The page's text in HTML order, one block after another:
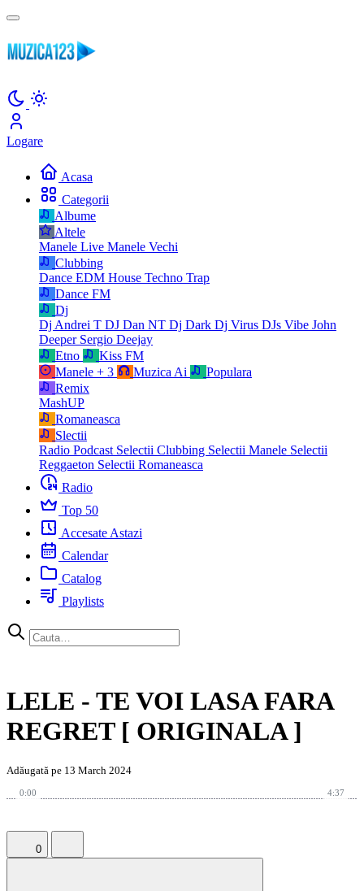
Logare
Acasa
Categorii
Albume
Altele
Manele Live Manele Vechi
Clubbing
Dance EDM House Techno Trap
Dance FM
Dj
Dj Andrei T DJ Dan NT Dj Dark Dj Virus DJs Vibe John
Deeper Sergio Deejay
Etno
Kiss FM
Manele + 3 Muzica Ai
Populara
Remix
MashUP
Romaneasca
Slectii
Radio Podcast Selectii Clubbing Selectii Manele Selectii
Reggaeton Selectii Romaneasca
Radio
Top 50
Accesate Astazi
Calendar
Catalog
Playlists
LELE - TE VOI LASA FARA
REGRET [ ORIGINALA ]
Adăugată pe 13 March 2024
0:00 4:37
0